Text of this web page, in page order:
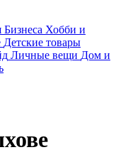
Бизнеса Хобби и
Детские товары
Личные вещи Дом и